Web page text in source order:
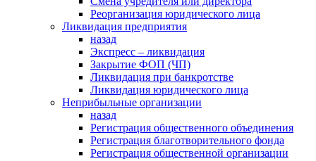
Реорганизация юридического лица
Ликвидация предприятия
назад
Экспресс – ликвидация
Закрытие ФОП (ЧП)
Ликвидация при банкротстве
Ликвидация юридического лица
Неприбыльные организации
назад
Регистрация общественного объединения
Регистрация благотворительного фонда
Регистрация общественной организации